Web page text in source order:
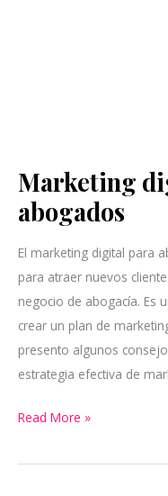
Marketing
abogados
El marketing digital para
para atraer nuevos
negocio de abogacía. Es
crear un plan de
presento algunos
estrategia efectiva de
Marketing
digital
para
abogados
Read More »